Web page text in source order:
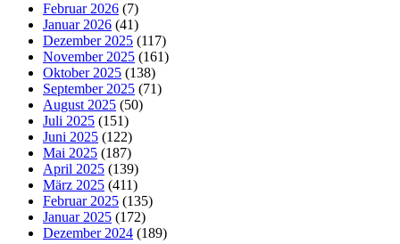
Februar 2026 (7)
Januar 2026 (41)
Dezember 2025 (117)
November 2025 (161)
Oktober 2025 (138)
September 2025 (71)
August 2025 (50)
Juli 2025 (151)
Juni 2025 (122)
Mai 2025 (187)
April 2025 (139)
März 2025 (411)
Februar 2025 (135)
Januar 2025 (172)
Dezember 2024 (189)